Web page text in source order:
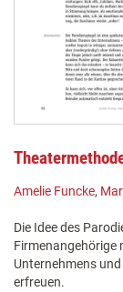
Amelie Funcke,
Die Idee des
Firmenangehörige
Unternehmens
erfreuen.